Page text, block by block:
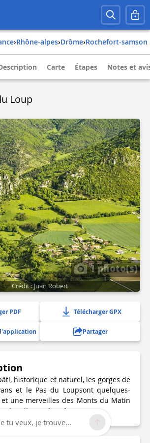
› rhône-alpes› drôme› rochefort-samson
Carte Étapes Notes et
Loup
1 photo(s)
Crédit : Juan Robert
PDF Télécharger GPX
Partager
historique et naturel, les gorges de
et le Pas du Loupsont quelques-
une merveilles des Monts du Matin
cette randonnée.
tu veux, je trouve...